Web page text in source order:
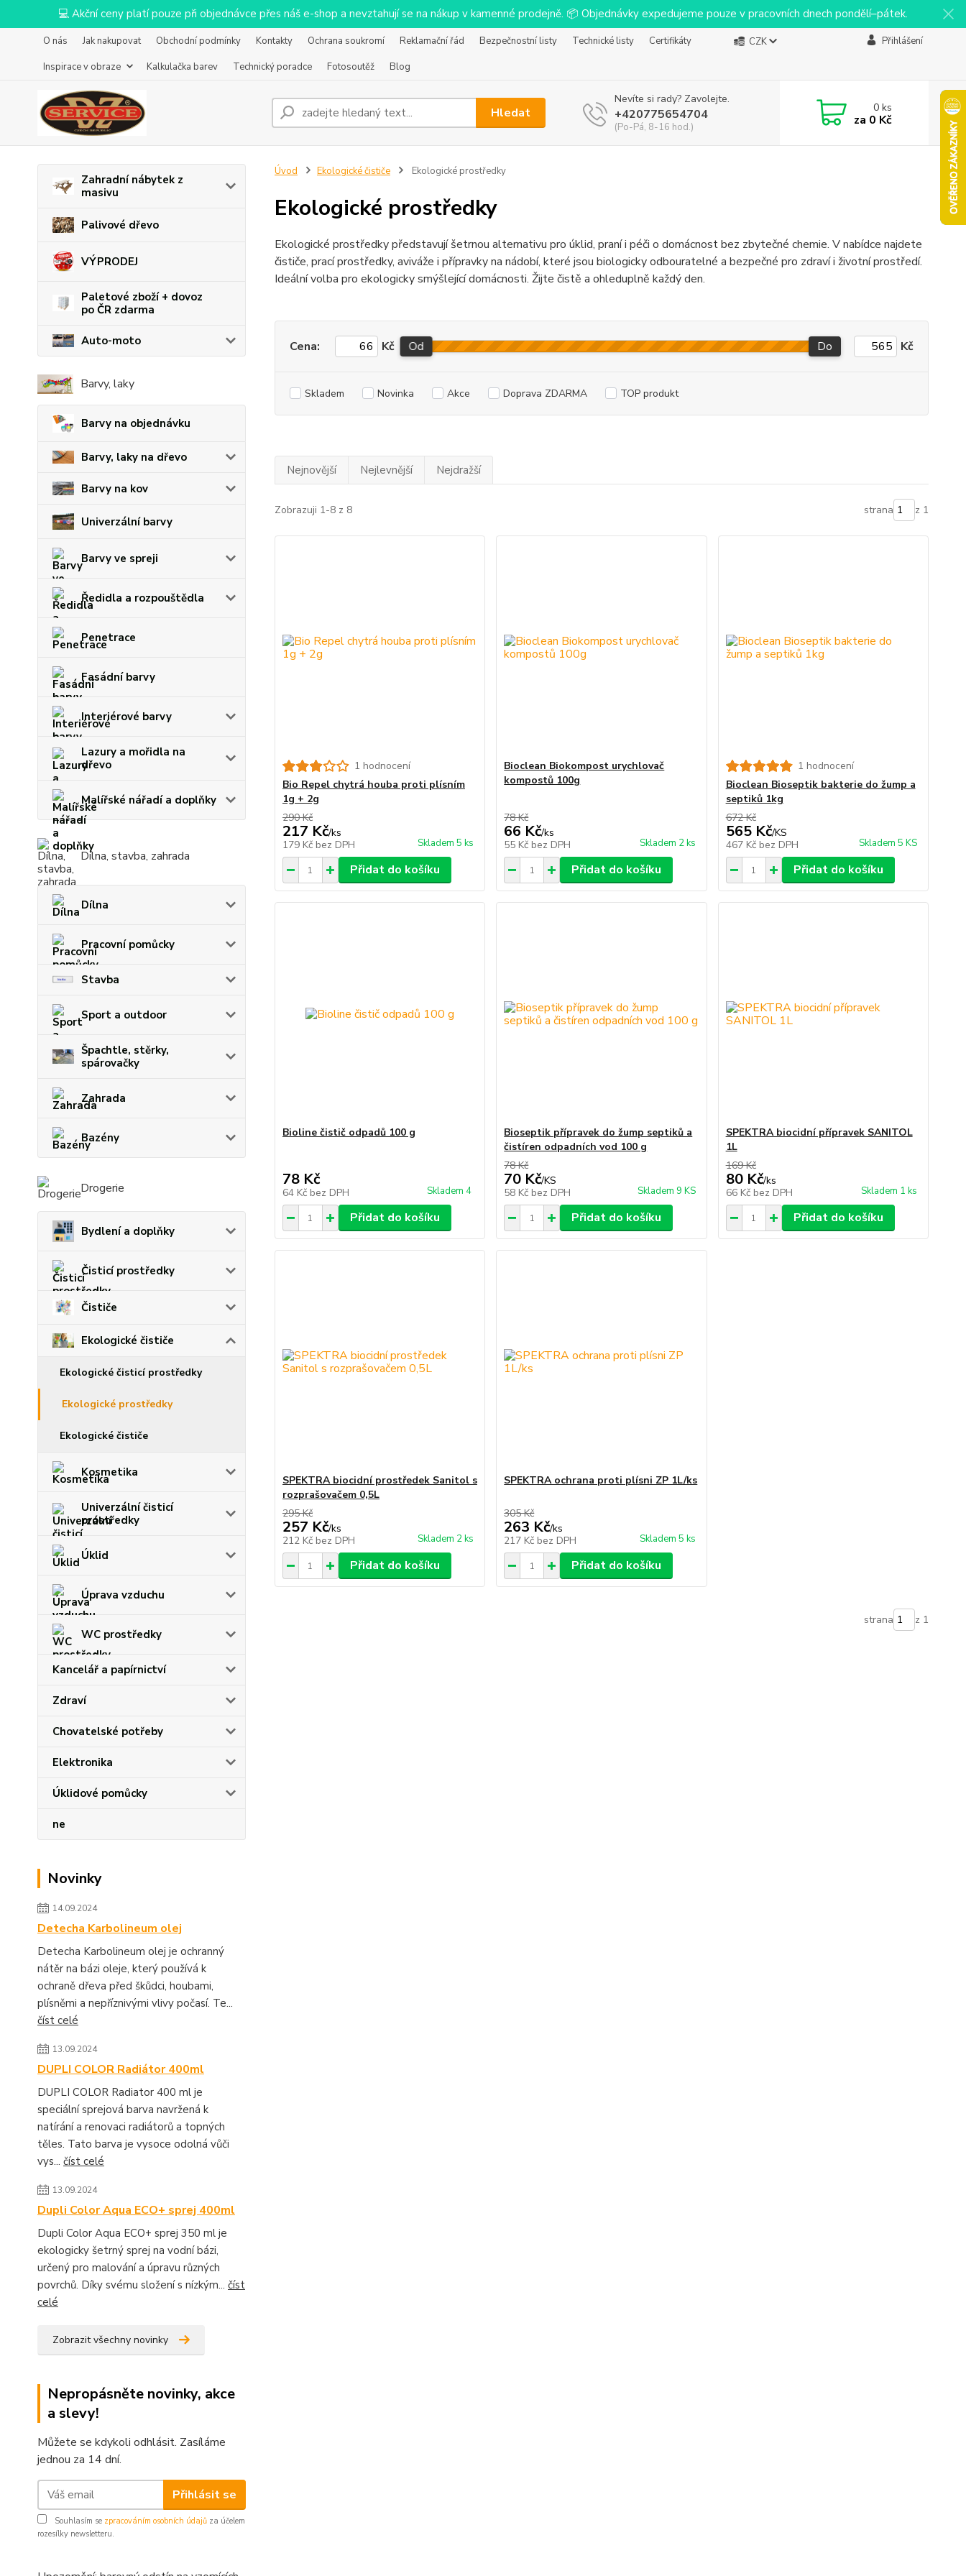
💻 Akční ceny platí pouze při objednávce přes náš e-shop a nevztahují se na nákup v kamenné prodejně. 📦 Objednávky expedujeme pouze v pracovních dnech pondělí–pátek.
O nás Jak nakupovat Obchodní podmínky Kontakty Ochrana soukromí Reklamační řád Bezpečnostní listy Technické listy
Certifikáty
Inspirace v obraze
Kalkulačka barev Technický poradce Fotosoutěž Blog
CZK Přihlášení
Hledat
Nevíte si rady? Zavolejte.
+420775654704
(Po-Pá, 8-16 hod.)
0ks
za 0 Kč
Zahradní nábytek z
masivu
Palivové dřevo
VÝPRODEJ
Paletové zboží + dovoz
po ČR zdarma
Auto-moto
Barvy, laky
Barvy na objednávku
Barvy, laky na dřevo
Barvy na kov
Univerzální barvy
Barvy ve spreji
Ředidla a rozpouštědla
Penetrace
Fasádní barvy
Interiérové barvy
Lazury a mořidla na
dřevo
Malířské nářadí a doplňky
Dílna, stavba, zahrada
Dílna
Pracovní pomůcky
Stavba
Sport a outdoor
Špachtle, stěrky,
spárovačky
Zahrada
Bazény
Drogerie
Bydlení a doplňky
Čisticí prostředky
Čističe
Ekologické čističe
Ekologické čisticí prostředky
Ekologické prostředky
Ekologické čističe
Kosmetika
Univerzální čisticí
prostředky
Úklid
Úprava vzduchu
WC prostředky
Kancelář a papírnictví
Zdraví
Chovatelské potřeby
Elektronika
Úklidové pomůcky
ne
Novinky
14.09.2024
Detecha Karbolineum olej
Detecha Karbolineum olej je ochranný
nátěr na bázi oleje, který používá k
ochraně dřeva před škůdci, houbami,
plísněmi a nepříznivými vlivy počasí. Te...
číst celé
13.09.2024
DUPLI COLOR Radiátor 400ml
DUPLI COLOR Radiator 400 ml je
speciální sprejová barva navržená k
natírání a renovaci radiátorů a topných
těles. Tato barva je vysoce odolná vůči
vys... číst celé
13.09.2024
Dupli Color Aqua ECO+ sprej 400ml
Dupli Color Aqua ECO+ sprej 350 ml je
ekologicky šetrný sprej na vodní bázi,
určený pro malování a úpravu různých
povrchů. Díky svému složení s nízkým... číst
celé
Zobrazit všechny novinky
Nepropásněte novinky, akce
a slevy!
Můžete se kdykoli odhlásit. Zasíláme
jednou za 14 dní.
Přihlásit se
Souhlasím se zpracováním osobních údajů za účelem
rozesílky newsletteru.
Úvod Ekologické čističe Ekologické prostředky
Ekologické prostředky
Ekologické prostředky představují šetrnou alternativu pro úklid, praní i péči o domácnost bez zbytečné chemie. V nabídce najdete
čističe, prací prostředky, aviváže i přípravky na nádobí, které jsou biologicky odbouratelné a bezpečné pro zdraví i životní prostředí.
Ideální volba pro ekologicky smýšlející domácnosti. Žijte čistě a ohleduplně každý den.
Cena: Kč Od Do Kč
Skladem Novinka Akce Doprava ZDARMA TOP produkt
Nejnovější Nejlevnější Nejdražší
Zobrazuji 1-8 z 8 strana z 1
1 hodnocení
Bio Repel chytrá houba proti plísním
1g + 2g
290 Kč
217 Kč/ks
179 Kč bez DPH Skladem 5 ks
Přidat do košíku
Bioclean Biokompost urychlovač
kompostů 100g
78 Kč
66 Kč/ks
55 Kč bez DPH Skladem 2 ks
Přidat do košíku
1 hodnocení
Bioclean Bioseptik bakterie do žump a
septiků 1kg
672 Kč
565 Kč/KS
467 Kč bez DPH Skladem 5 KS
Přidat do košíku
Bioline čistič odpadů 100 g
78 Kč
64 Kč bez DPH Skladem 4
Přidat do košíku
Bioseptik přípravek do žump septiků a
čistíren odpadních vod 100 g
78 Kč
70 Kč/KS
58 Kč bez DPH Skladem 9 KS
Přidat do košíku
SPEKTRA biocidní přípravek SANITOL
1L
169 Kč
80 Kč/ks
66 Kč bez DPH Skladem 1 ks
Přidat do košíku
SPEKTRA biocidní prostředek Sanitol s
rozprašovačem 0,5L
295 Kč
257 Kč/ks
212 Kč bez DPH Skladem 2 ks
Přidat do košíku
SPEKTRA ochrana proti plísni ZP 1L/ks
305 Kč
263 Kč/ks
217 Kč bez DPH Skladem 5 ks
Přidat do košíku
strana z 1